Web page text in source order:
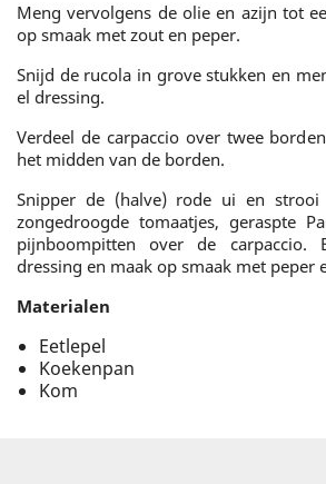
Meng vervolgens de olie en azijn tot
op smaak met zout en peper.
Snijd de rucola in grove stukken en
el dressing.
Verdeel de carpaccio over twee
het midden van de borden.
Snipper de (halve) rode ui en strooi
zongedroogde tomaatjes, geraspte
pijnboompitten over de carpaccio.
dressing en maak op smaak met peper
Materialen
Eetlepel
Koekenpan
Kom